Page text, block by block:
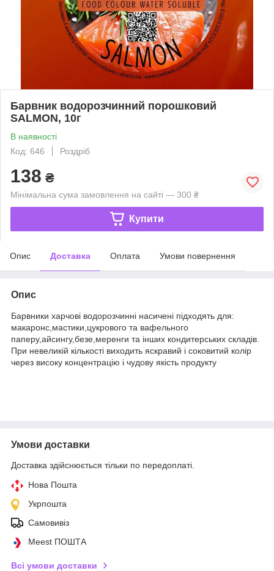
Барвник водорозчинний порошковий
SALMON, 10г
В наявності
Код: 646
Роздріб
138 ₴
Мінімальна сума замовлення на сайті — 300 ₴
Купити
Опис Доставка Оплата Умови повернення
Опис
Барвники харчові водорозчинні насичені підходять для:
макаронс,мастики,цукрового та вафельного
паперу,айсингу,безе,меренги та інших кондитерських складів.
При невеликій кількості виходить яскравий і соковитий колір
через високу концентрацію і чудову якість продукту
Умови доставки
Доставка здійснюється тільки по передоплаті.
Нова Пошта
Укрпошта
Самовивіз
Meest ПОШТА
Всі умови доставки